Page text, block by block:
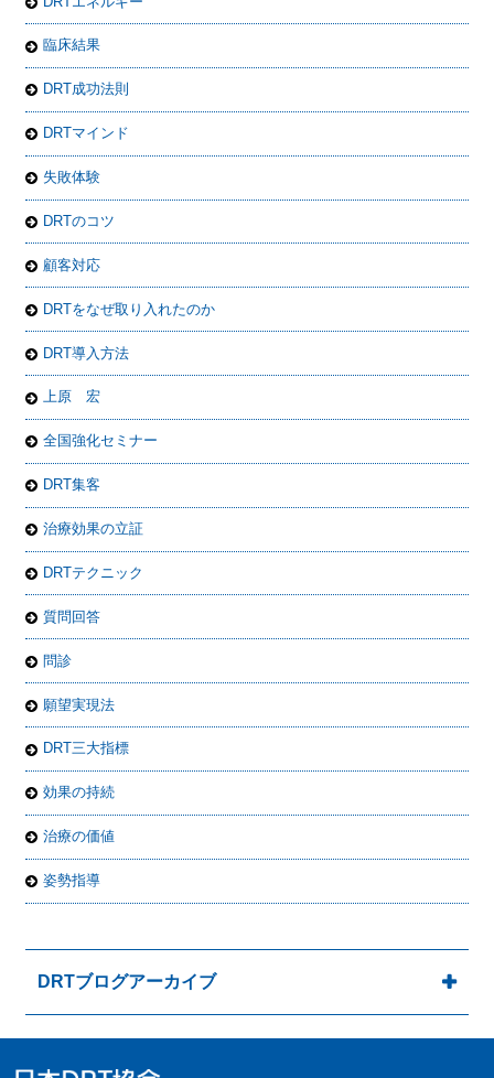
臨床結果
DRT成功法則
DRTマインド
失敗体験
DRTのコツ
顧客対応
DRTをなぜ取り入れたのか
DRT導入方法
上原 宏
全国強化セミナー
DRT集客
治療効果の立証
DRTテクニック
質問回答
問診
願望実現法
DRT三大指標
効果の持続
治療の価値
姿勢指導
DRTブログアーカイブ